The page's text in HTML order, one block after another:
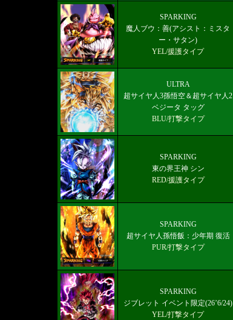
雑談/質問ドラゴンボールレジェンズ
掲示板
SPARKING
魔人ブウ：善(アシスト：ミスタ
ー・サタン)
YEL/援護タイプ
ULTRA
超サイヤ人3孫悟空＆超サイヤ人2
ベジータ タッグ
BLU/打撃タイプ
SPARKING
東の界王神 シン
RED/援護タイプ
SPARKING
超サイヤ人孫悟飯：少年期 復活
PUR/打撃タイプ
SPARKING
ジブレット イベント限定(26’6/24)
YEL/打撃タイプ